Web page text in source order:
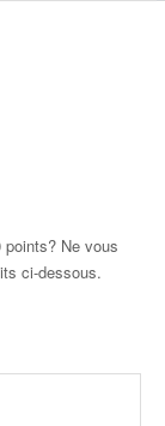
Ne vous
ci-dessous.